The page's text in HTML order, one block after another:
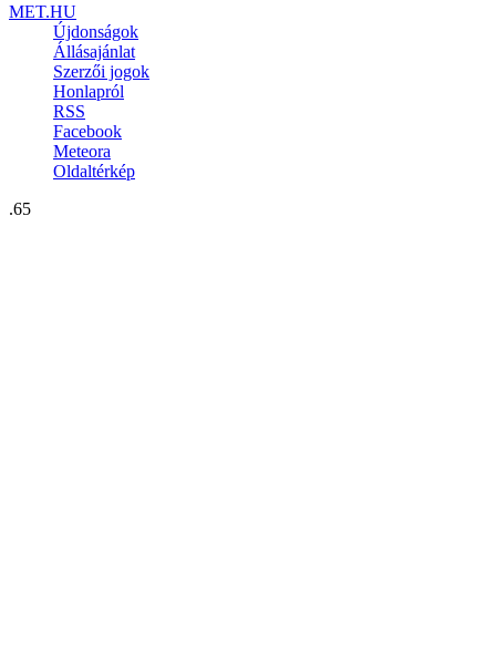
MET.HU
Újdonságok
Állásajánlat
Szerzői jogok
Honlapról
RSS
Facebook
Meteora
Oldaltérkép
.65